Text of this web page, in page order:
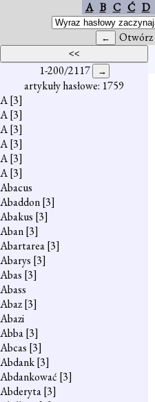
A B C Ć D
Otwórz
1-200/2117
artykuły hasłowe: 1759
A[3]
A[3]
A[3]
A[3]
A[3]
A[3]
Abacus
Abaddon[3]
Abakus [3]
Aban[3]
Abartarea[3]
Abarys [3]
Abas [3]
Abass
Abaz[3]
Abazi
Abba[3]
Abcas [3]
Abdank[3]
Abdankować [3]
Abderyta[3]